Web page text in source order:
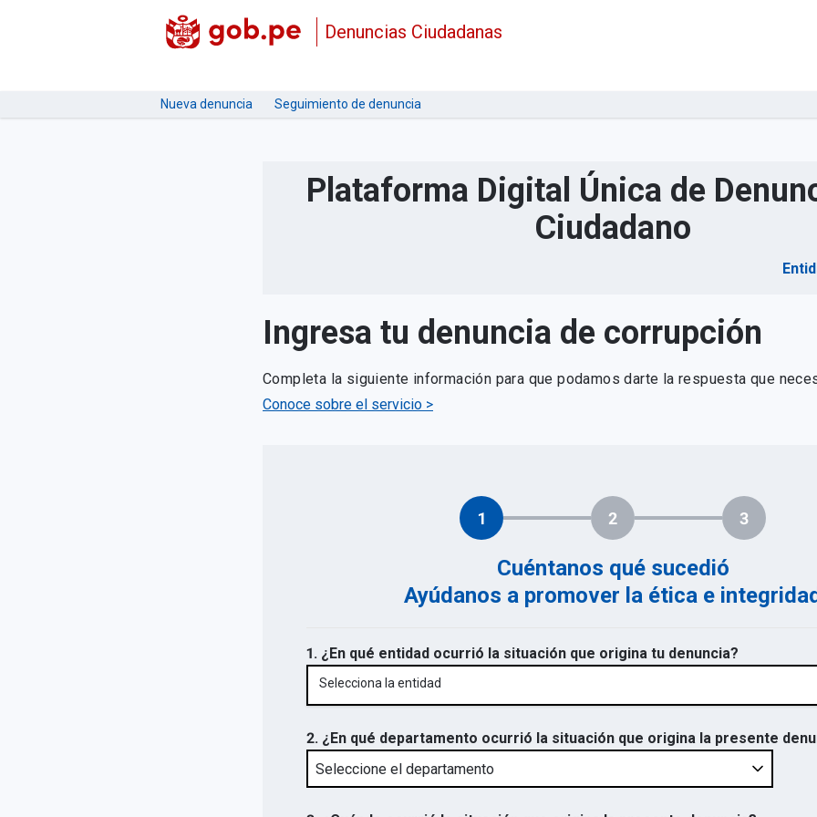
Denuncias Ciudadanas
Nueva denuncia Seguimiento de denuncia
Plataforma Digital Única de
Ciudadano
Ingresa tu denuncia de corrupción
Completa la siguiente información para que podamos darte la respuesta que
Conoce sobre el servicio >
1 2 3
Cuéntanos qué sucedió
Ayúdanos a promover la ética e integridad
1. ¿En qué entidad ocurrió la situación que origina tu denuncia?
Selecciona la entidad
2. ¿En qué departamento ocurrió la situación que origina la presente